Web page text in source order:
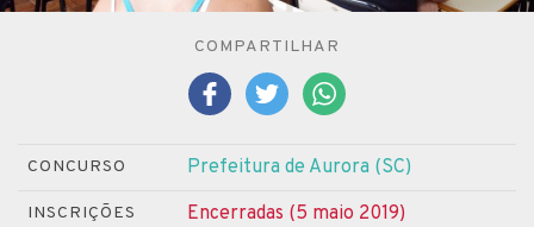
COMPARTILHAR
CONCURSO Prefeitura de Aurora (SC)
INSCRIÇÕES Encerradas (5 maio 2019)